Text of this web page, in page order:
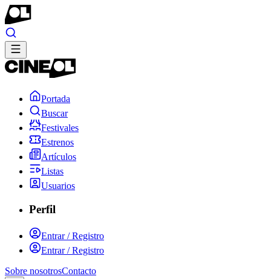
Portada
Buscar
Festivales
Estrenos
Artículos
Listas
Usuarios
Perfil
Entrar / Registro
Entrar / Registro
Sobre nosotrosContacto